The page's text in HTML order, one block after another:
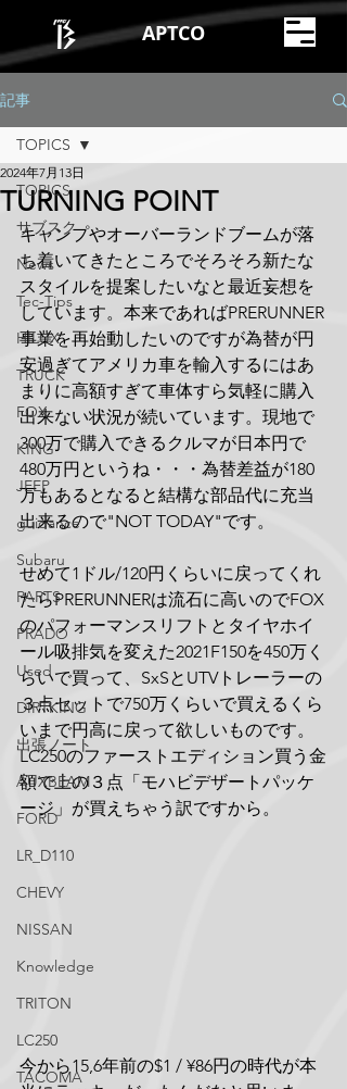
APTCO
記事
TOPICS
サブスク
News
Tec-Tips
HILUX
TRUCK
FOX
KING
JEEP
guidance
Subaru
PARTS
PRADO
Used
DIRTKING
出張ノート
AUXBEAM
FORD
LR_D110
CHEVY
NISSAN
Knowledge
TRITON
LC250
TACOMA
TOPICS
TURNING POINT
2024年7月13日
キャンプやオーバーランドブームが落
ち着いてきたところでそろそろ新たな
スタイルを提案したいなと最近妄想を
しています。本来であればPRERUNNER
事業を再始動したいのですが為替が円
安過ぎてアメリカ車を輸入するにはあ
まりに高額すぎて車体すら気軽に購入
出来ない状況が続いています。現地で
300万で購入できるクルマが日本円で
480万円というね・・・為替差益が180
万もあるとなると結構な部品代に充当
出来るので"NOT TODAY"です。
せめて1ドル/120円くらいに戻ってくれ
たらPRERUNNERは流石に高いのでFOX
のパフォーマンスリフトとタイヤホイ
ール吸排気を変えた2021F150を450万く
らいで買って、SxSとUTVトレーラーの
３点セットで750万くらいで買えるくら
いまで円高に戻って欲しいものです。
LC250のファーストエディション買う金
額で上の３点「モハビデザートパッケ
ージ」が買えちゃう訳ですから。
今から15,6年前の$1 / ¥86円の時代が本